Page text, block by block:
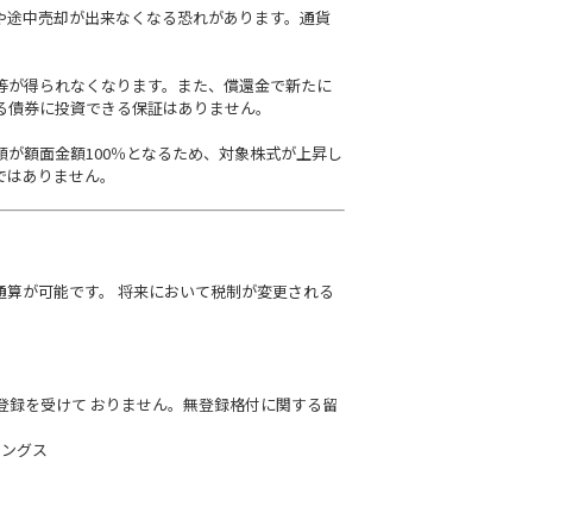
中売却が出来なくなる恐れがあります。通貨
得られなくなります。また、償還金で新たに
券に投資できる保証はありません。
額面金額100％となるため、対象株式が上昇し
ありません。
が可能です。 将来において税制が変更される
を受けて おりません。無登録格付に関する留
グス